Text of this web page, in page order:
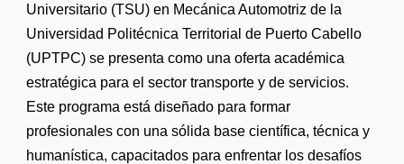
Universitario (TSU) en Mecánica Automotriz de la
Universidad Politécnica Territorial de Puerto Cabello
(UPTPC) se presenta como una oferta académica
estratégica para el sector transporte y de servicios.
Este programa está diseñado para formar
profesionales con una sólida base científica, técnica y
humanística, capacitados para enfrentar los desafíos